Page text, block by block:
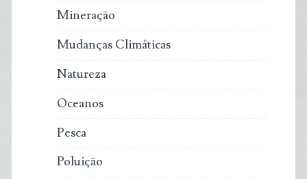
Mineração
Mudanças Climáticas
Natureza
Oceanos
Pesca
Poluição